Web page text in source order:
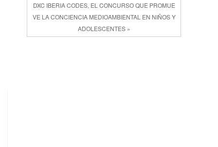
DXC IBERIA CODES, EL CONCURSO QUE PROMUE
VE LA CONCIENCIA MEDIOAMBIENTAL EN NIÑOS Y
ADOLESCENTES »